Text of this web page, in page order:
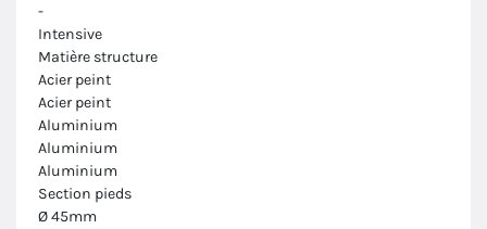
-
Intensive
Matière structure
Acier peint
Acier peint
Aluminium
Aluminium
Aluminium
Section pieds
Ø 45mm